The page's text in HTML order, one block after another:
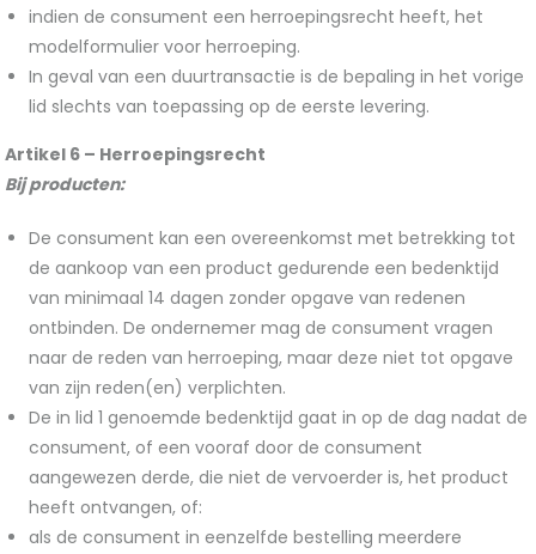
indien de consument een herroepingsrecht heeft, het
modelformulier voor herroeping.
In geval van een duurtransactie is de bepaling in het vorige
lid slechts van toepassing op de eerste levering.
Artikel 6 – Herroepingsrecht
Bij producten:
De consument kan een overeenkomst met betrekking tot
de aankoop van een product gedurende een bedenktijd
van minimaal 14 dagen zonder opgave van redenen
ontbinden. De ondernemer mag de consument vragen
naar de reden van herroeping, maar deze niet tot opgave
van zijn reden(en) verplichten.
De in lid 1 genoemde bedenktijd gaat in op de dag nadat de
consument, of een vooraf door de consument
aangewezen derde, die niet de vervoerder is, het product
heeft ontvangen, of:
als de consument in eenzelfde bestelling meerdere